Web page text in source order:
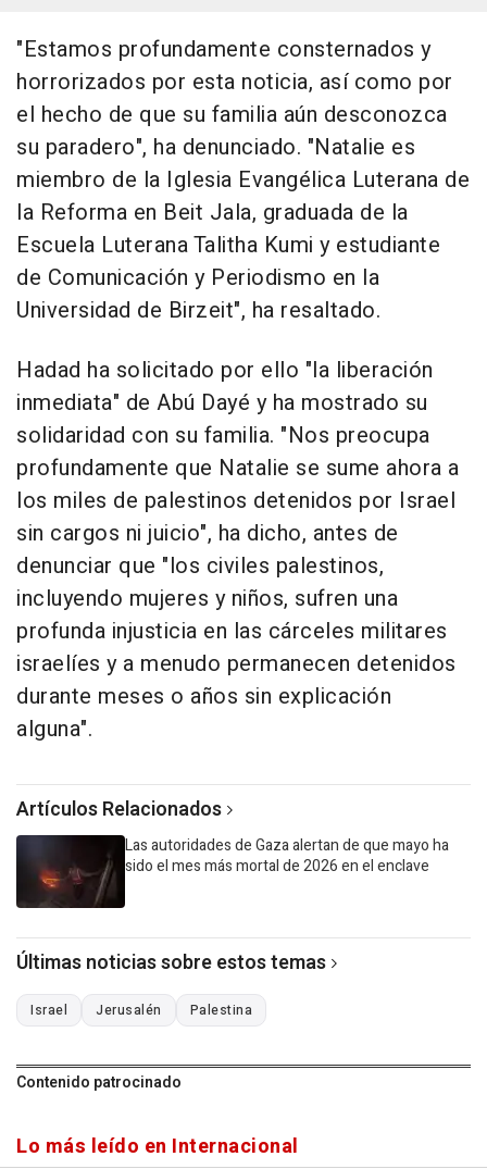
"Estamos profundamente consternados y
horrorizados por esta noticia, así como por
el hecho de que su familia aún desconozca
su paradero", ha denunciado. "Natalie es
miembro de la Iglesia Evangélica Luterana de
la Reforma en Beit Jala, graduada de la
Escuela Luterana Talitha Kumi y estudiante
de Comunicación y Periodismo en la
Universidad de Birzeit", ha resaltado.
Hadad ha solicitado por ello "la liberación
inmediata" de Abú Dayé y ha mostrado su
solidaridad con su familia. "Nos preocupa
profundamente que Natalie se sume ahora a
los miles de palestinos detenidos por Israel
sin cargos ni juicio", ha dicho, antes de
denunciar que "los civiles palestinos,
incluyendo mujeres y niños, sufren una
profunda injusticia en las cárceles militares
israelíes y a menudo permanecen detenidos
durante meses o años sin explicación
alguna".
Artículos Relacionados
Las autoridades de Gaza alertan de que mayo ha
sido el mes más mortal de 2026 en el enclave
Últimas noticias sobre estos temas
Israel Jerusalén Palestina
Contenido patrocinado
Lo más leído en Internacional